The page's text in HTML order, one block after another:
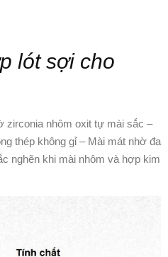
lót sợi cho
zirconia nhôm oxit tự mài sắc –
thép không gỉ – Mài mát nhờ đa
nghẽn khi mài nhôm và hợp kim